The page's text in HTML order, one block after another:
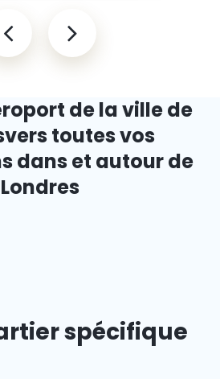
de la ville de
vers toutes vos
dans et autour de
Londres
spécifique